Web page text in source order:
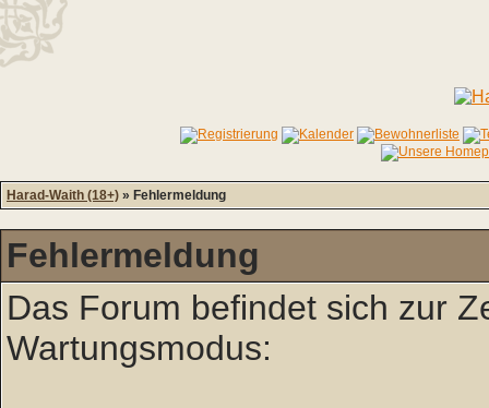
Harad-Waith (18+) » Fehlermeldung
Fehlermeldung
Das Forum befindet sich zur
Wartungsmodus: